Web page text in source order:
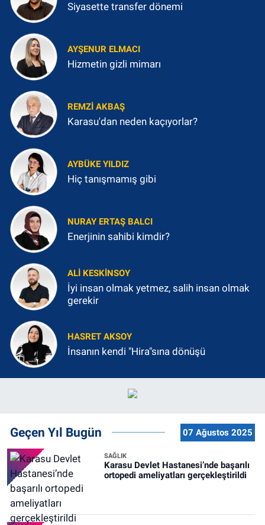
Siyasette transfer dönemi
AYŞENUR ELMACI
Hizmetin gizli mimarı
REMZI AKBAŞ
Karasu'dan neden kaçıyorlar?
AYBÜKE YILDIZ
Hiç tanışmamış gibi
NURAY ERTAŞ BALCI
Enerjinin sahibi kimdir?
ALI KESKINSOY
İyi insan olmak yetmez, salih insan olmak
gerekir
HASRET AKSOY
İnsanın kendi "Hira"sına dönüşü
Geçen Yıl Bugün 07 Ağustos 2025
SAĞLIK
Karasu Devlet Hastanesi’nde başarılı
ortopedi ameliyatları gerçekleştirildi